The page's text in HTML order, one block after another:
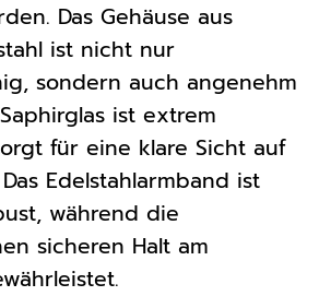
Das Gehäuse aus
ist nicht nur
sondern auch angenehm
ist extrem
für eine klare Sicht auf
Edelstahlarmband ist
während die
sicheren Halt am